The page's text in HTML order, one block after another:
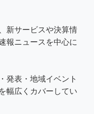
新サービスや決算情
報ニュースを中心に
発表・地域イベント
幅広くカバーしてい